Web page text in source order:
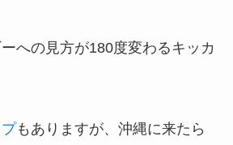
への見方が180度変わるキッカ
もありますが、沖縄に来たら